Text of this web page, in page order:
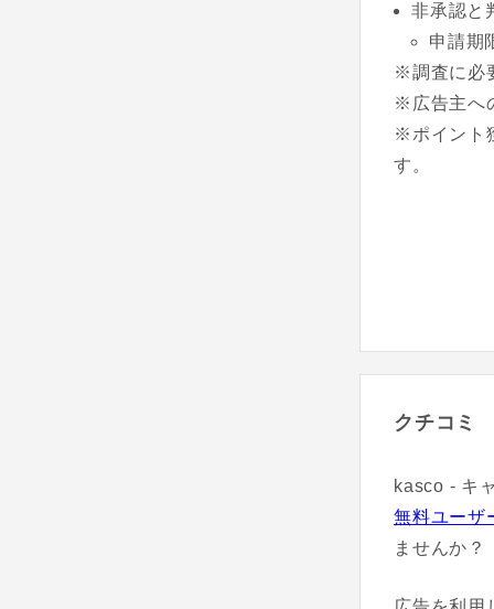
非承認と
申請期
※調査に必
※広告主へ
※ポイント
す。
クチコミ
kasco - キ
無料ユーザ
ませんか？